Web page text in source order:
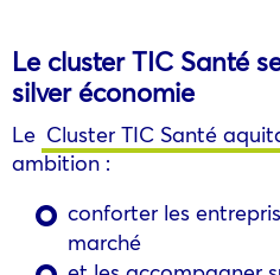
Le cluster TIC Santé
silver économie
Le Cluster TIC Santé
ambition :
conforter les
marché